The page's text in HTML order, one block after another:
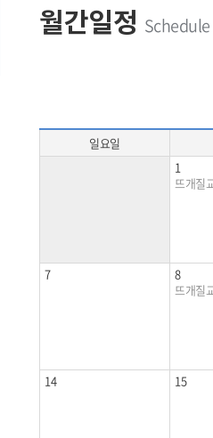
월간일정 Schedule
일요일
1
뜨개질
7
8
뜨개질
14 15